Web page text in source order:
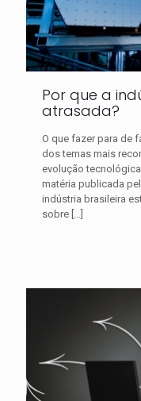
Por que a
atrasada?
O que fazer para de
dos temas mais
evolução
matéria publicada
indústria brasileira
sobre